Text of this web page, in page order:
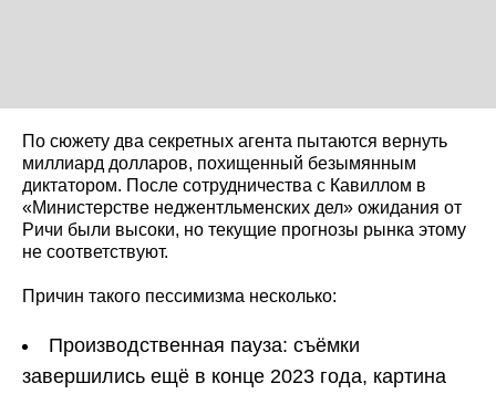
По сюжету два секретных агента пытаются вернуть
миллиард долларов, похищенный безымянным
диктатором. После сотрудничества с Кавиллом в
«Министерстве неджентльменских дел» ожидания от
Ричи были высоки, но текущие прогнозы рынка этому
не соответствуют.
Причин такого пессимизма несколько:
Производственная пауза: съёмки
завершились ещё в конце 2023 года, картина